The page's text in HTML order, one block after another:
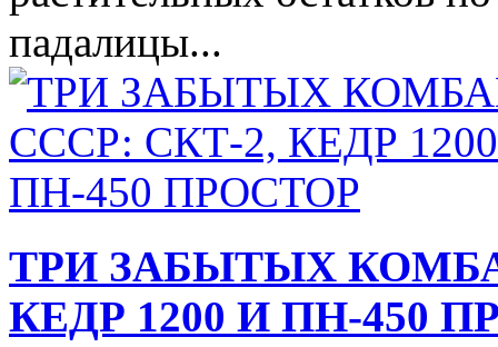
падалицы...
ТРИ ЗАБЫТЫХ
КЕДР 1200 И ПН-450